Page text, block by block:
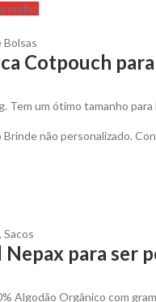
Bolsas
Cotpouch
Tem um ótimo tamanho
não personalizado.
, Sacos
Nepax para ser
Algodão Orgânico com